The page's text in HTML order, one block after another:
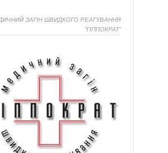
ЗАГІН ШВИДКОГО РЕАГУВАННЯ
“ГІППОКРАТ”